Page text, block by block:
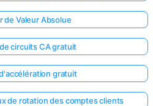
de Valeur Absolue
circuits CA gratuit
gratuit
de rotation des comptes clients